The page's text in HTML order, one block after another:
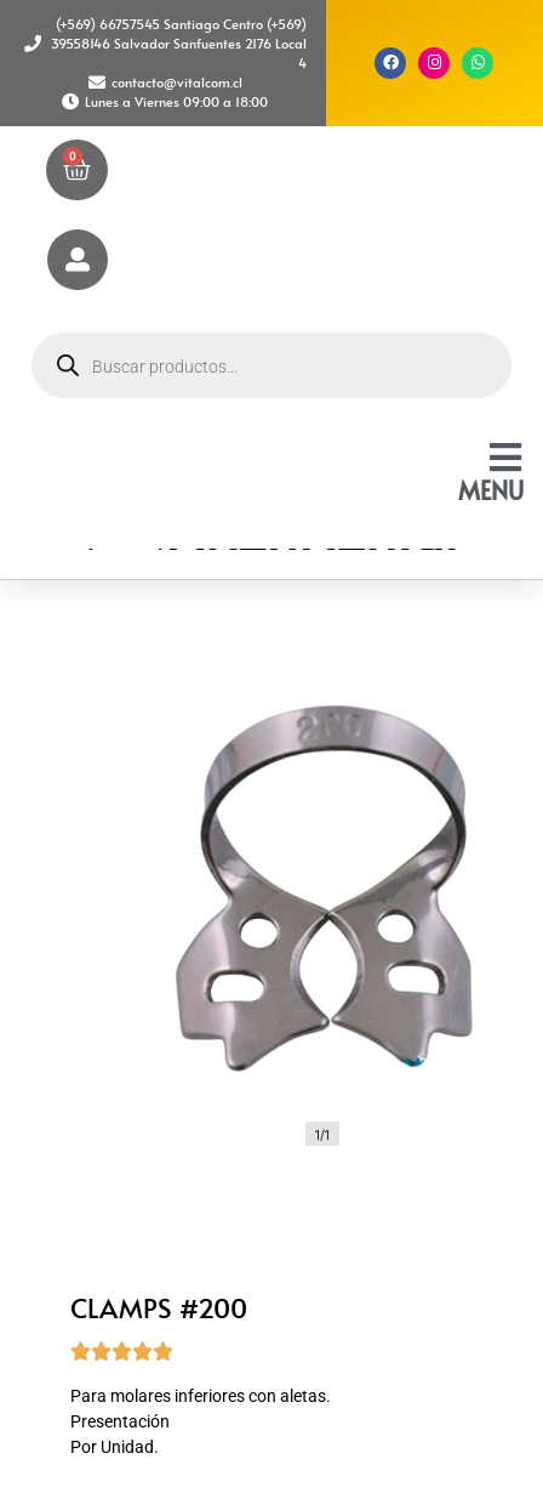
(+569) 66757545 Santiago Centro (+569)
39558146 Salvador Sanfuentes 2176 Local
4
contacto@vitalcom.cl
Lunes a Viernes 09:00 a 18:00
MENU
0
1/1
CLAMPS #200

Para molares inferiores con aletas.
Presentación
Por Unidad.